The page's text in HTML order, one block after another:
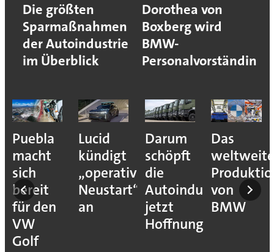
Die größten
Sparmaßnahmen
der Autoindustrie
im Überblick
Dorothea von
Boxberg wird
BMW-
Personalvorständin
Puebla
macht
sich
bereit
für den
VW
Golf
Lucid
kündigt
„operativen
Neustart“
an
Darum
schöpft
die
Autoindustrie
jetzt
Hoffnung
Das
von
BMW